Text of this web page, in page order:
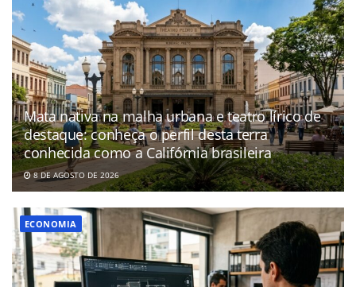
Mata nativa na malha urbana e teatro lírico de
destaque: conheça o perfil desta terra
conhecida como a Califórnia brasileira
8 DE AGOSTO DE 2026
ECONOMIA